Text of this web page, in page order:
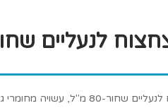
80 מ"ל, עשויה מחומרי גלם משובחים